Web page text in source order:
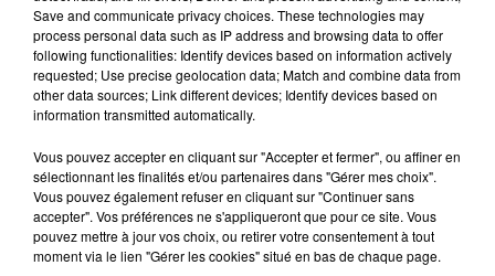
délai est fixé au 8 juin.
Si vous avez des questions, vous pouvez adresser
un mail au service des impôts qui s’engage à y
répondre le plus rapidement possible.
Fil actus
7 août 2026
Moha MMZ dévoile « Mikasa », un nouveau
single entre amour et...
7 août 2026
Tayc et Didi B dévoilent le single le plus dansant
Save and communicate privacy choices. These technologies may
process personal data such as IP address and browsing data to offer
following functionalities: Identify devices based on information actively
requested; Use precise geolocation data; Match and combine data from
other data sources; Link different devices; Identify devices based on
information transmitted automatically.
Vous pouvez accepter en cliquant sur "Accepter et fermer", ou affiner en
sélectionnant les finalités et/ou partenaires dans "Gérer mes choix".
Vous pouvez également refuser en cliquant sur "Continuer sans
accepter". Vos préférences ne s'appliqueront que pour ce site. Vous
pouvez mettre à jour vos choix, ou retirer votre consentement à tout
moment via le lien "Gérer les cookies" situé en bas de chaque page.